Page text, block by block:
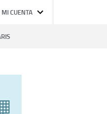
MI CUENTA